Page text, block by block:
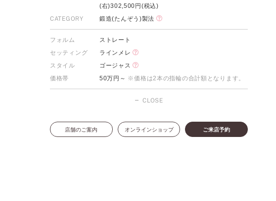
(右)302,500円(税込)
CATEGORY
鍛造(たんぞう)製法
フォルム
ストレート
セッティング
ラインメレ
スタイル
ゴージャス
価格帯
50万円～ ※価格は2本の指輪の合計額となります。
CLOSE
店舗のご案内 オンラインショップ ご来店予約